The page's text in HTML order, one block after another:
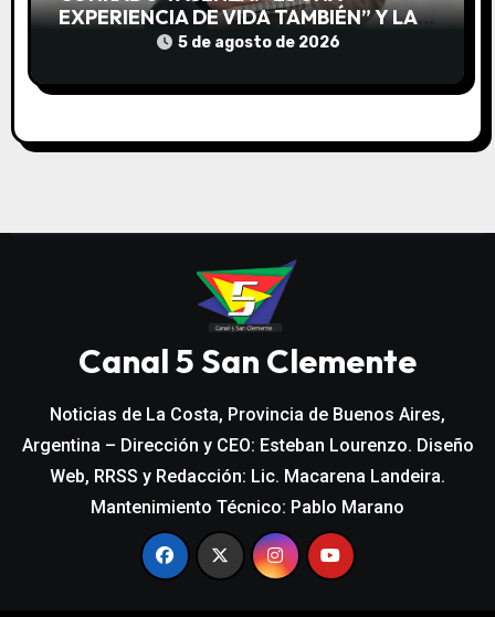
EXPERIENCIA DE VIDA TAMBIÉN” Y LA
RESISTENCIA DE SOSTENER 25 AÑOS
5 de agosto de 2026
Canal 5 San Clemente
Noticias de La Costa, Provincia de Buenos Aires,
Argentina – Dirección y CEO: Esteban Lourenzo. Diseño
Web, RRSS y Redacción: Lic. Macarena Landeira.
Mantenimiento Técnico: Pablo Marano